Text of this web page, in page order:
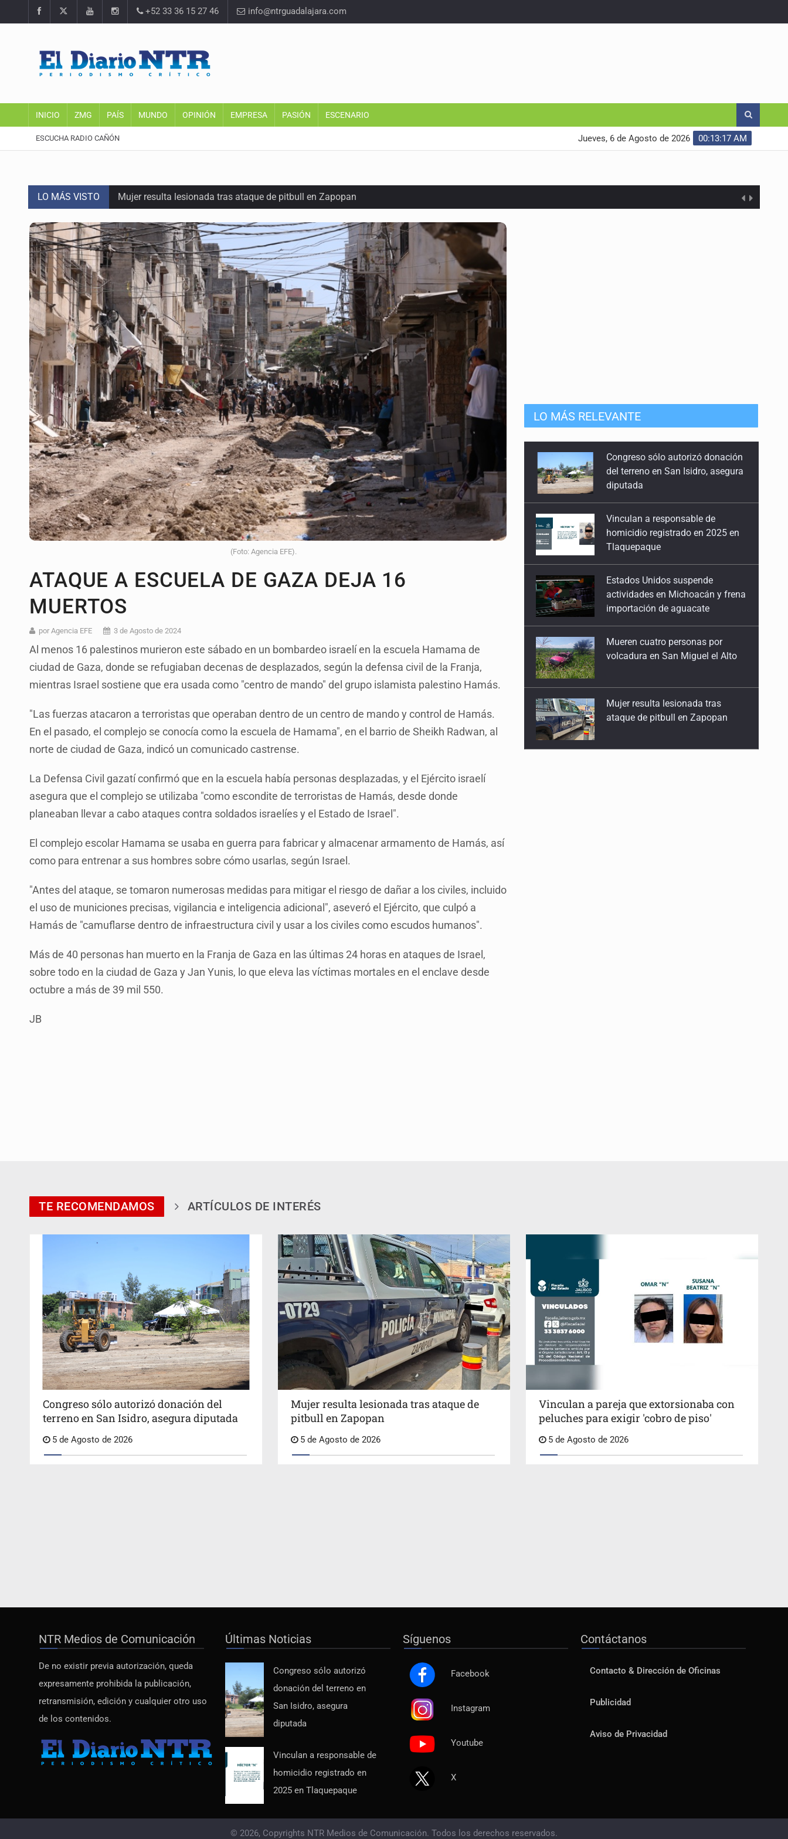
+52 33 36 15 27 46 info@ntrguadalajara.com
INICIO ZMG PAÍS MUNDO OPINIÓN EMPRESA PASIÓN ESCENARIO
ESCUCHA RADIO CAÑÓN 00:13:18 AM
Jueves, 6 de Agosto de 2026
LO MÁS VISTO Mujer resulta lesionada tras ataque de pitbull en Zapopan
Vinculan a pareja que extorsionaba con peluches para exigir 'cobro de piso'
Mueren cuatro personas por volcadura en San Miguel el Alto
Ken Salazar afirma que no tiene evidencia de vínculos entre el gobierno de México y el crimen organizado
Sheinbaum se reúnen secretario de Estado del Vaticano
Vinculan a responsable de homicidio registrado en 2025 en Tlaquepaque
Parolin expresa respaldo a madres buscadoras
Impulsan jornada informativa sobre epilepsia en Six Flags
Visita del cardenal Pietro Parolin fortalecerá la relación entre México y el Vaticano
Congreso sólo autorizó donación del terreno en San Isidro, asegura diputada
(Foto: Agencia EFE).
ATAQUE A ESCUELA DE GAZA DEJA 16
MUERTOS
por Agencia EFE 3 de Agosto de 2024
Al menos 16 palestinos murieron este sábado en un bombardeo israelí en la escuela Hamama de
ciudad de Gaza, donde se refugiaban decenas de desplazados, según la defensa civil de la Franja,
mientras Israel sostiene que era usada como "centro de mando" del grupo islamista palestino Hamás.
"Las fuerzas atacaron a terroristas que operaban dentro de un centro de mando y control de Hamás.
En el pasado, el complejo se conocía como la escuela de Hamama", en el barrio de Sheikh Radwan, al
norte de ciudad de Gaza, indicó un comunicado castrense.
La Defensa Civil gazatí confirmó que en la escuela había personas desplazadas, y el Ejército israelí
asegura que el complejo se utilizaba "como escondite de terroristas de Hamás, desde donde
planeaban llevar a cabo ataques contra soldados israelíes y el Estado de Israel".
El complejo escolar Hamama se usaba en guerra para fabricar y almacenar armamento de Hamás, así
como para entrenar a sus hombres sobre cómo usarlas, según Israel.
"Antes del ataque, se tomaron numerosas medidas para mitigar el riesgo de dañar a los civiles, incluido
el uso de municiones precisas, vigilancia e inteligencia adicional", aseveró el Ejército, que culpó a
Hamás de "camuflarse dentro de infraestructura civil y usar a los civiles como escudos humanos".
Más de 40 personas han muerto en la Franja de Gaza en las últimas 24 horas en ataques de Israel,
sobre todo en la ciudad de Gaza y Jan Yunis, lo que eleva las víctimas mortales en el enclave desde
octubre a más de 39 mil 550.
JB
LO MÁS RELEVANTE
Vinculan a responsable de
homicidio registrado en 2025 en
Tlaquepaque
Estados Unidos suspende
actividades en Michoacán y frena
importación de aguacate
Mueren cuatro personas por
volcadura en San Miguel el Alto
Mujer resulta lesionada tras
ataque de pitbull en Zapopan
Vinculan a pareja que
extorsionaba con peluches para
TE RECOMENDAMOS ARTÍCULOS DE INTERÉS
Congreso sólo autorizó donación del
terreno en San Isidro, asegura diputada
5 de Agosto de 2026
Mujer resulta lesionada tras ataque de
pitbull en Zapopan
5 de Agosto de 2026
Vinculan a pareja que extorsionaba con
peluches para exigir 'cobro de piso'
5 de Agosto de 2026
NTR Medios de Comunicación
De no existir previa autorización, queda
expresamente prohibida la publicación,
retransmisión, edición y cualquier otro uso
de los contenidos.
Últimas Noticias
Congreso sólo autorizó
donación del terreno en
San Isidro, asegura
diputada
Vinculan a responsable de
homicidio registrado en
2025 en Tlaquepaque
Síguenos
Facebook
Instagram
Youtube
X
Contáctanos
Contacto & Dirección de Oficinas
Publicidad
Aviso de Privacidad
© 2026, Copyrights NTR Medios de Comunicación. Todos los derechos reservados.